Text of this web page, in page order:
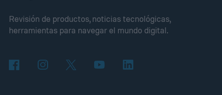
Revisión de productos, noticias tecnológicas,
herramientas para navegar el mundo digital.